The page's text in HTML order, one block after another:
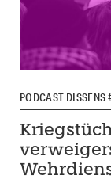
PODCAST DISSENS